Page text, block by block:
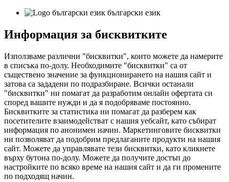
български език
Информация за бисквитките
Използваме различни "бисквитки", които можете да намерите
в списъка по-долу. Необходимите "бисквитки" са от
съществено значение за функционирането на нашия сайт и
затова са зададени по подразбиране. Всички останали
"бисквитки" ни помагат да разработим онлайн офертата си
според вашите нужди и да я подобряваме постоянно.
Бисквитките за статистика ни помагат да разберем как
посетителите взаимодействат с нашия уебсайт, като събират
информация по анонимен начин. Маркетинговите бисквитки
ни позволяват да подобрим предлаганите продукти на нашия
сайт. Можете да управлявате тези бисквитки, като кликнете
върху бутона по-долу. Можете да получите достъп до
настройките по всяко време на нашия сайт и да ги промените
по подходящ начин.